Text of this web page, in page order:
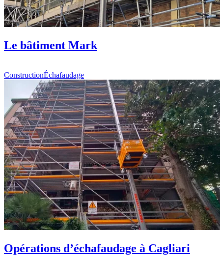
Le bâtiment Mark
ConstructionÉchafaudage
Opérations d’échafaudage à Cagliari